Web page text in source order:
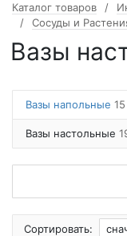
Каталог товаров
Сосуды и
Вазы
Вазы напольные 15
Вазы настольные
Сортировать: